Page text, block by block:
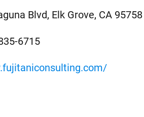
Blvd, Elk Grove, CA 95758
6715